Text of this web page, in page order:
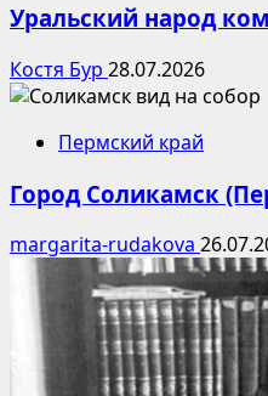
Уральский народ
Костя Бур 28.07.2026
Пермский край
Город Соликамск
margarita-rudakova